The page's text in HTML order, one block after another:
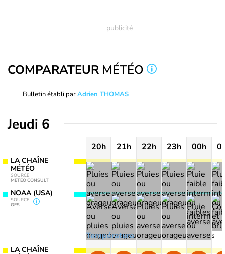
COMPARATEUR MÉTÉO
Bulletin établi parAdrien THOMAS
Jeudi 6
LA CHAÎNE
MÉTÉO
SOURCE
METEO CONSULT
NOAA (USA)
SOURCE
GFS
LA CHAÎNE
20h 21h 22h 23h 00h
Température